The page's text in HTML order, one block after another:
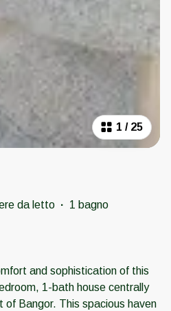
1 / 25
da letto · 1 bagno
and sophistication of this
1-bath house centrally
of Bangor. This spacious haven